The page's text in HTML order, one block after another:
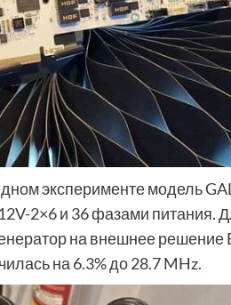
эксперименте модель
2×6 и 36 фазами
на внешнее решение
на 6.3% до 28.7 MHz.